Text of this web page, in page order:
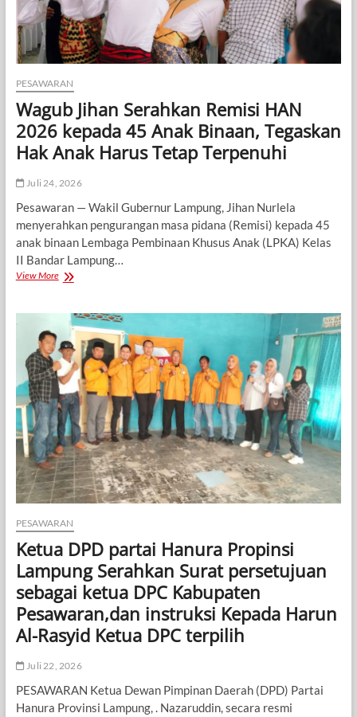
PESAWARAN
Wagub Jihan Serahkan Remisi HAN
2026 kepada 45 Anak Binaan, Tegaskan
Hak Anak Harus Tetap Terpenuhi
Juli 24, 2026
Pesawaran — Wakil Gubernur Lampung, Jihan Nurlela
menyerahkan pengurangan masa pidana (Remisi) kepada 45
anak binaan Lembaga Pembinaan Khusus Anak (LPKA) Kelas
II Bandar Lampung…
View MoreWagub
Remisi
HAN
2026
kepada
45
Anak
Binaan,
Tegaskan
Hak
Anak
Harus
Tetap
Terpenuhi
PESAWARAN
Ketua DPD partai Hanura Propinsi
Lampung Serahkan Surat persetujuan
sebagai ketua DPC Kabupaten
Pesawaran,dan instruksi Kepada Harun
Al-Rasyid Ketua DPC terpilih
Juli 22, 2026
PESAWARAN Ketua Dewan Pimpinan Daerah (DPD) Partai
Hanura Provinsi Lampung, . Nazaruddin, secara resmi